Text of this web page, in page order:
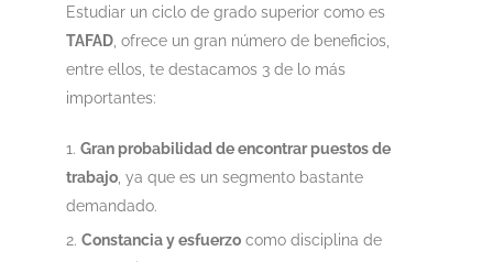
Estudiar un ciclo de grado superior como es
TAFAD, ofrece un gran número de beneficios,
entre ellos, te destacamos 3 de lo más
importantes:
Gran probabilidad de encontrar puestos de
trabajo, ya que es un segmento bastante
demandado.
Constancia y esfuerzocomo disciplina de